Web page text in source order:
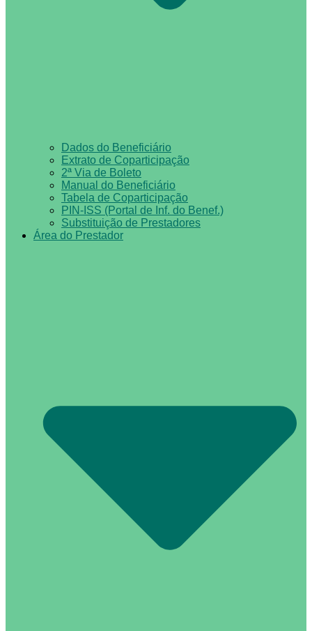
Dados do Beneficiário
Extrato de Coparticipação
2ª Via de Boleto
Manual do Beneficiário
Tabela de Coparticipação
PIN-ISS (Portal de Inf. do Benef.)
Substituição de Prestadores
Área do Prestador